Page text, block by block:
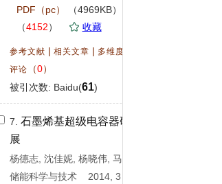
PDF（pc）
（4969KB）
（4152） 收藏
参考文献 | 相关文章 | 多维度评价
评论 （0）
被引次数: Baidu(61)
7. 石墨烯基超级电容器研究进
展
杨德志, 沈佳妮, 杨晓伟, 马紫峰
储能科学与技术 2014, 3 (